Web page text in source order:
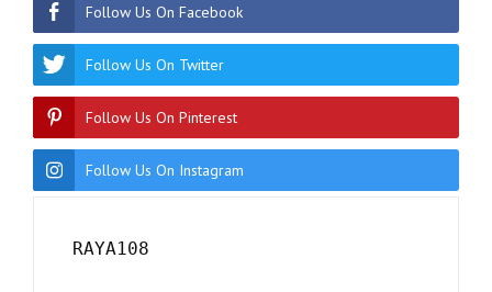
Follow Us On Facebook
Follow Us On Twitter
Follow Us On Pinterest
Follow Us On Instagram
RAYA108